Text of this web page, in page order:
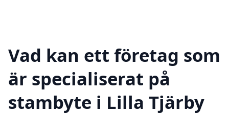
Vad kan ett företag som
är specialiserat på
stambyte i Lilla Tjärby